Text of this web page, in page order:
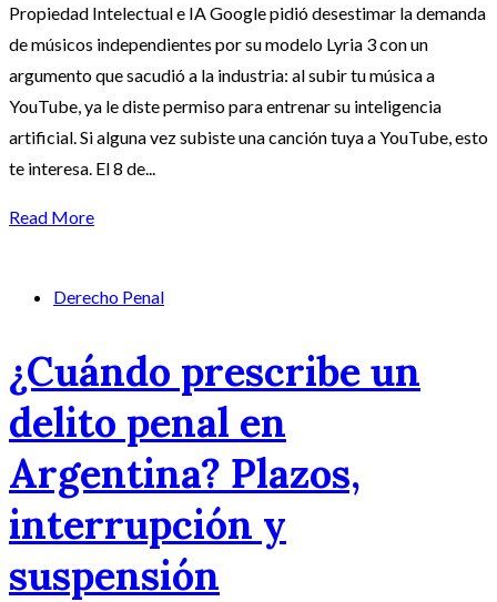
Propiedad Intelectual e IA Google pidió desestimar la demanda
de músicos independientes por su modelo Lyria 3 con un
argumento que sacudió a la industria: al subir tu música a
YouTube, ya le diste permiso para entrenar su inteligencia
artificial. Si alguna vez subiste una canción tuya a YouTube, esto
te interesa. El 8 de...
Read More
Derecho Penal
¿Cuándo prescribe un
delito penal en
Argentina? Plazos,
interrupción y
suspensión